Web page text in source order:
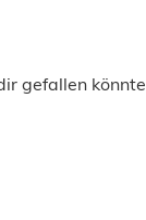
gefallen könnte